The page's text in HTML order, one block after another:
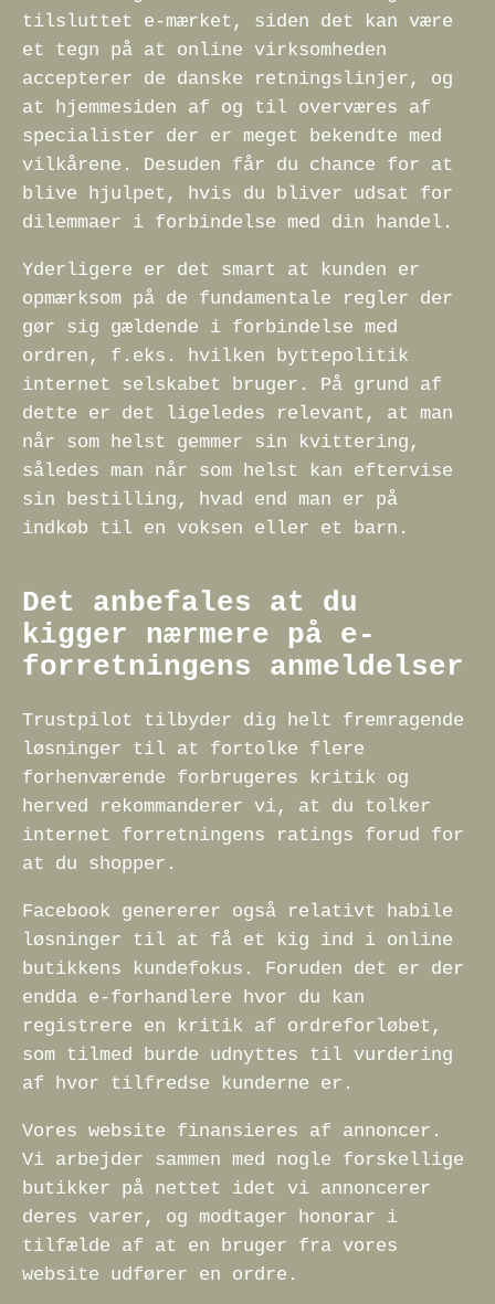
tilsluttet e-mærket, siden det kan være
et tegn på at online virksomheden
accepterer de danske retningslinjer, og
at hjemmesiden af og til overværes af
specialister der er meget bekendte med
vilkårene. Desuden får du chance for at
blive hjulpet, hvis du bliver udsat for
dilemmaer i forbindelse med din handel.
Yderligere er det smart at kunden er
opmærksom på de fundamentale regler der
gør sig gældende i forbindelse med
ordren, f.eks. hvilken byttepolitik
internet selskabet bruger. På grund af
dette er det ligeledes relevant, at man
når som helst gemmer sin kvittering,
således man når som helst kan eftervise
sin bestilling, hvad end man er på
indkøb til en voksen eller et barn.
Det anbefales at du
kigger nærmere på e-
forretningens anmeldelser
Trustpilot tilbyder dig helt fremragende
løsninger til at fortolke flere
forhenværende forbrugeres kritik og
herved rekommanderer vi, at du tolker
internet forretningens ratings forud for
at du shopper.
Facebook genererer også relativt habile
løsninger til at få et kig ind i online
butikkens kundefokus. Foruden det er der
endda e-forhandlere hvor du kan
registrere en kritik af ordreforløbet,
som tilmed burde udnyttes til vurdering
af hvor tilfredse kunderne er.
Vores website finansieres af annoncer.
Vi arbejder sammen med nogle forskellige
butikker på nettet idet vi annoncerer
deres varer, og modtager honorar i
tilfælde af at en bruger fra vores
website udfører en ordre.